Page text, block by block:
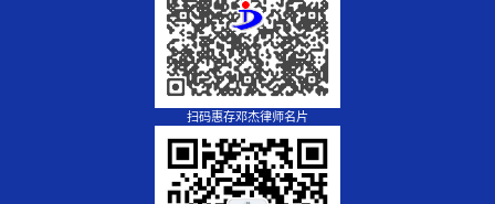
扫码惠存邓杰律师名片